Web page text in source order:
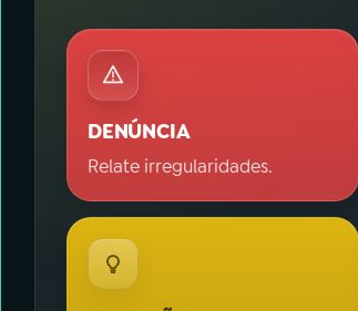
DENÚNCIA
Relate irregularidades.